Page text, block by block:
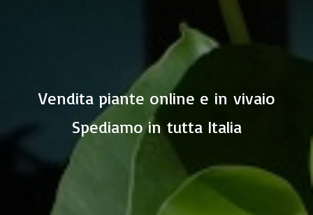
Vendita piante online e in vivaio
Spediamo in tutta Italia